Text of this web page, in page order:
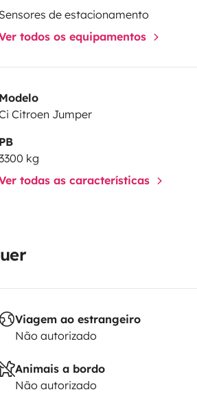
Sensores de estacionamento
todos os equipamentos
Modelo
Citroen Jumper
PB
kg
todas as características
Viagem ao estrangeiro
Não autorizado
Animais a bordo
Não autorizado